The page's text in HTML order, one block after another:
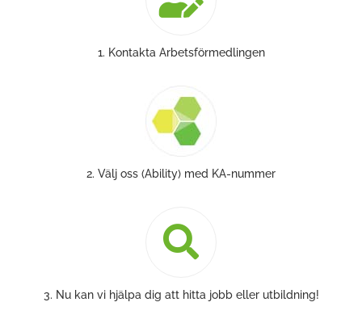
1. Kontakta Arbetsförmedlingen
2. Välj oss (Ability) med KA-nummer
3. Nu kan vi hjälpa dig att hitta jobb eller utbildning!